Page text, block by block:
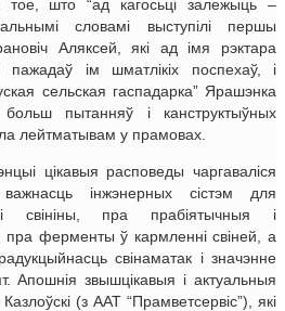
тое, што “ад кагосьці залежыць ‒
словамі выступілі першы
Аляксей, які ад імя рэктара
пажадаў ім шматлікіх поспехаў, і
сельская гаспадарка” Ярашэнка
пытанняў і канструктыўных
лейтматывам у прамовах.
цікавыя расповеды чаргаваліся
інжэнерных сістэм для
свініны, пра прабіятычныя і
пра ферменты ў кармленні свіней, а
свінаматак і значэнне
Апошнія звышцікавыя і актуальныя
(з ААТ “Прамветсервіс”), які